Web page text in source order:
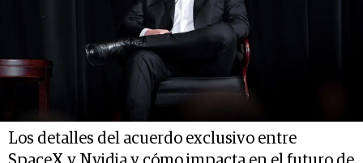
Los detalles del acuerdo exclusivo entre